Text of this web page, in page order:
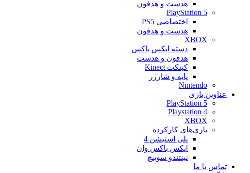
هدست و هدفون
PlayStation 5
اختصاصی PS5
هدست و هدفون
XBOX
دسته ایکس باکس
هدفون و هدست
کینکت Kinect
پایه و شارژر
Nintendo
عناوین بازی
PlayStation 5
Playstation 4
XBOX
بازی‌های کارکرده
پلی استیشن 4
ایکس باکس وان
نینتندو سوییچ
تماس با ما